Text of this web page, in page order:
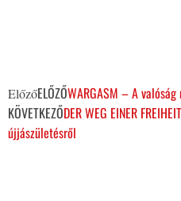
ElőzőELŐZŐWARGASM – A
KÖVETKEZŐDER WEG EINER
újjászületésről